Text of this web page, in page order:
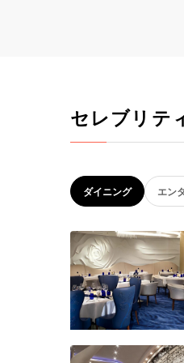
セレブリテ
ダイニング エン